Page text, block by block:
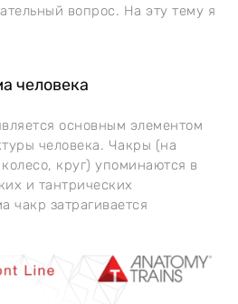
вопрос. На эту тему я
человека
основным элементом
человека. Чакры (на
круг) упоминаются в
и тантрических
чакр затрагивается